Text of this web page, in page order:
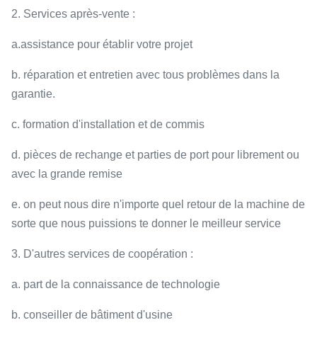
2. Services après-vente :
a.assistance pour établir votre projet
b. réparation et entretien avec tous problèmes dans la
garantie.
c. formation d'installation et de commis
d. pièces de rechange et parties de port pour librement ou
avec la grande remise
e. on peut nous dire n'importe quel retour de la machine de
sorte que nous puissions te donner le meilleur service
3. D'autres services de coopération :
a. part de la connaissance de technologie
b. conseiller de bâtiment d'usine